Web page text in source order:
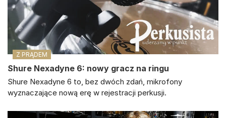
Z PRĄDEM
Shure Nexadyne 6: nowy gracz na ringu
Shure Nexadyne 6 to, bez dwóch zdań, mikrofony
wyznaczające nową erę w rejestracji perkusji.